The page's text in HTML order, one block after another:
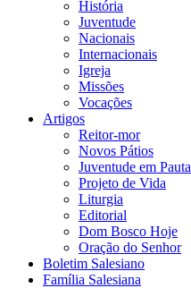
História
Juventude
Nacionais
Internacionais
Igreja
Missões
Vocações
Artigos
Reitor-mor
Novos Pátios
Juventude em Pauta
Projeto de Vida
Liturgia
Editorial
Dom Bosco Hoje
Oração do Senhor
Boletim Salesiano
Família Salesiana